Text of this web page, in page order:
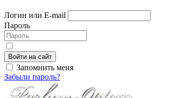
Логин или E-mail
Пароль
Войти на сайт
Запомнить меня
Забыли пароль?